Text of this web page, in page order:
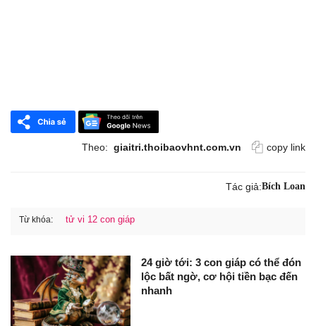
Theo: giaitri.thoibaovhnt.com.vn copy link
Tác giả:Bích Loan
Từ khóa: tử vi 12 con giáp
24 giờ tới: 3 con giáp có thể đón
lộc bất ngờ, cơ hội tiền bạc đến
nhanh